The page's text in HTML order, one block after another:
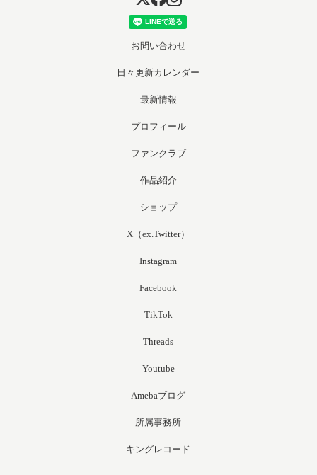
お問い合わせ
日々更新カレンダー
最新情報
プロフィール
ファンクラブ
作品紹介
ショップ
X（ex.Twitter）
Instagram
Facebook
TikTok
Threads
Youtube
Amebaブログ
所属事務所
キングレコード